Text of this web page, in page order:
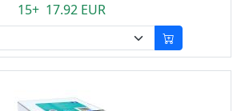
15+ 17.92 EUR